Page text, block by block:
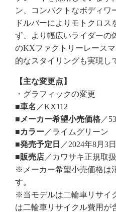
ン、コンパクトなボディワ
ドルバーによりモトクロス
ず、より幅広いライダーの
のKXファクトリーレース
的なスタイリングも実現し
【主な変更点】
・グラフィックの変更
■車名 ／KX112
■メーカー希望小売価格 ／
■カラー ／ライムグリーン
■発売予定日 ／2024年8月3
■販売店 ／カワサキ正規取
※メーカー希望小売価格は
す。
※当モデルは二輪車リサイ
は二輪車リサイクル費用が